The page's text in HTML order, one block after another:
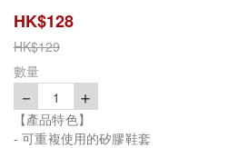
HK$128
HK$129
數量
－ 1 ＋
【產品特色】
- 可重複使用的矽膠鞋套